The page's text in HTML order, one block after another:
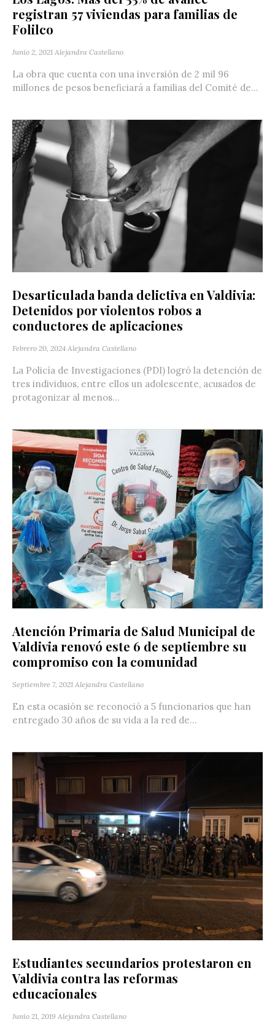
registran 57 viviendas para familias de
Folilco
Junio 2, 2021 Alejandra Castellano
La obra que cuenta con una inversión de 2 mil 96
millones de pesos beneficiará a familias del Comité de...
Desarticulada banda delictiva en Valdivia:
Detenidos por violentos robos a
conductores de aplicaciones
Febrero 20, 2024 Alejandra Castellano
La Policía de Investigaciones (PDI) logró la detención de
tres individuos, entre ellos un adolescente, acusados de
protagonizar al menos...
Atención Primaria de Salud Municipal de
Valdivia renovó este 6 de septiembre su
compromiso con la comunidad
Septiembre 7, 2021 Alejandra Castellano
En esta ocasión se reconoció a 5 funcionarios que han
entregado 30 años de su vida a la red de...
Estudiantes secundarios protestaron en
Valdivia contra las reformas
educacionales
Junio 21, 2019 Alejandra Castellano